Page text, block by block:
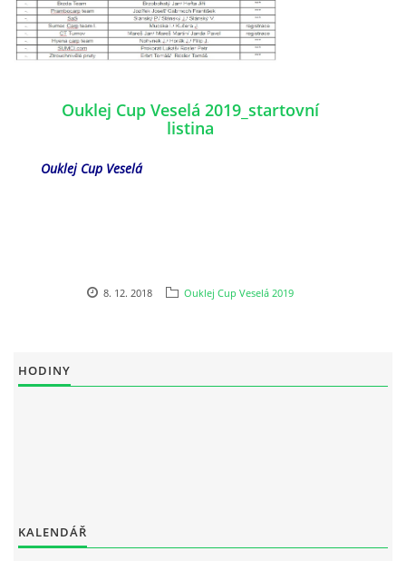
Ouklej Cup Veselá 2019_startovní
listina
Ouklej Cup Veselá
8. 12. 2018 Ouklej Cup Veselá 2019
HODINY
KALENDÁŘ